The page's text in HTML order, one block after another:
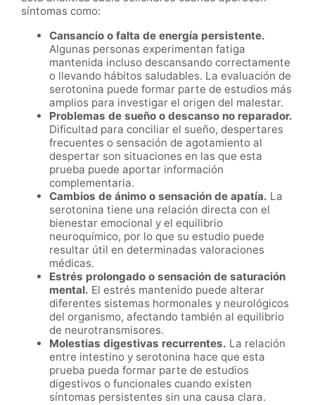
síntomas como:
Cansancio o falta de energía persistente.
Algunas personas experimentan fatiga
mantenida incluso descansando correctamente
o llevando hábitos saludables. La evaluación de
serotonina puede formar parte de estudios más
amplios para investigar el origen del malestar.
Problemas de sueño o descanso no reparador.
Dificultad para conciliar el sueño, despertares
frecuentes o sensación de agotamiento al
despertar son situaciones en las que esta
prueba puede aportar información
complementaria.
Cambios de ánimo o sensación de apatía. La
serotonina tiene una relación directa con el
bienestar emocional y el equilibrio
neuroquímico, por lo que su estudio puede
resultar útil en determinadas valoraciones
médicas.
Estrés prolongado o sensación de saturación
mental. El estrés mantenido puede alterar
diferentes sistemas hormonales y neurológicos
del organismo, afectando también al equilibrio
de neurotransmisores.
Molestias digestivas recurrentes. La relación
entre intestino y serotonina hace que esta
prueba pueda formar parte de estudios
digestivos o funcionales cuando existen
síntomas persistentes sin una causa clara.